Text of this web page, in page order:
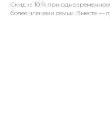
Скидка 10 % при
более членами семьи. Вместе —